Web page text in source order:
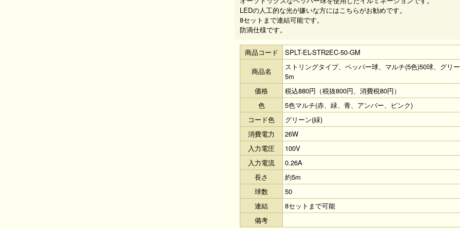
LEDの人工的な光が嫌いな方にはこちらがお勧めです。
8セットまで連結可能です。
防滴仕様です。
商品コード
SPLT-EL-STR2EC-50-GM
商品名
ストリングタイプ、ペッパー球、マルチ(5色)50球、グリー
5m
価格
税込880円（税抜800円、消費税80円）
色
5色マルチ(赤、緑、青、アンバー、ピンク)
コード色
グリーン(緑)
消費電力
26W
入力電圧
100V
入力電流
0.26A
長さ
約5m
球数
50
連結
8セットまで可能
備考